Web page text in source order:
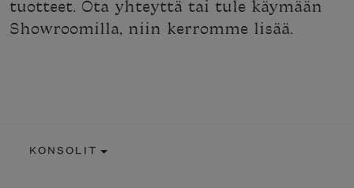
tuotteet. Ota yhteyttä tai tule käymään
Showroomilla, niin kerromme lisää.
KONSOLIT